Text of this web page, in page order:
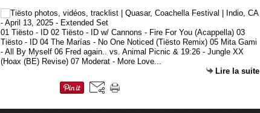
01 Tiësto - ID 02 Tiësto - ID w/ Cannons - Fire For You (Acappella) 03
Tiësto - ID 04 The Marías - No One Noticed (Tiësto Remix) 05 Mita Gami
- All By Myself 06 Fred again.. vs. Animal Picnic & 19:26 - Jungle XX
(Hoax (BE) Revise) 07 Moderat - More Love...
Lire la suite